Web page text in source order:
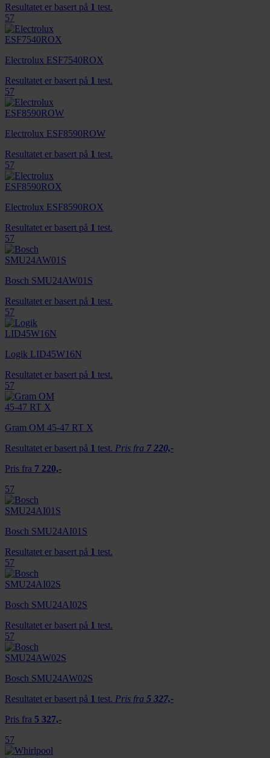
Resultatet er basert på 1 test.
57
Electrolux ESF7540ROX
Resultatet er basert på 1 test.
57
Electrolux ESF8590ROW
Resultatet er basert på 1 test.
57
Electrolux ESF8590ROX
Resultatet er basert på 1 test.
57
Bosch SMU24AW01S
Resultatet er basert på 1 test.
57
Logik LID45W16N
Resultatet er basert på 1 test.
57
Gram OM 45-47 RT X
Resultatet er basert på 1 test. Pris fra 7 220,-
Pris fra 7 220,-
57
Bosch SMU24AI01S
Resultatet er basert på 1 test.
57
Bosch SMU24AI02S
Resultatet er basert på 1 test.
57
Bosch SMU24AW02S
Resultatet er basert på 1 test. Pris fra 5 327,-
Pris fra 5 327,-
57